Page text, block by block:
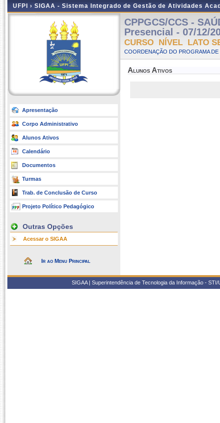
UFPI › SIGAA - Sistema Integrado de Gestão de Atividades
Apresentação
Corpo Administrativo
Alunos Ativos
Calendário
Documentos
Turmas
Trab. de Conclusão de Curso
Projeto Político Pedagógico
Outras Opções
Acessar o SIGAA
Ir ao Menu Principal
CPPGCS/CCS -
Presencial - 07/12/
CURSO NÍVEL LATO
COORDENAÇÃO DO PROGRAMA
Alunos Ativos
SIGAA | Superintendência de Tecnologia da Informação -